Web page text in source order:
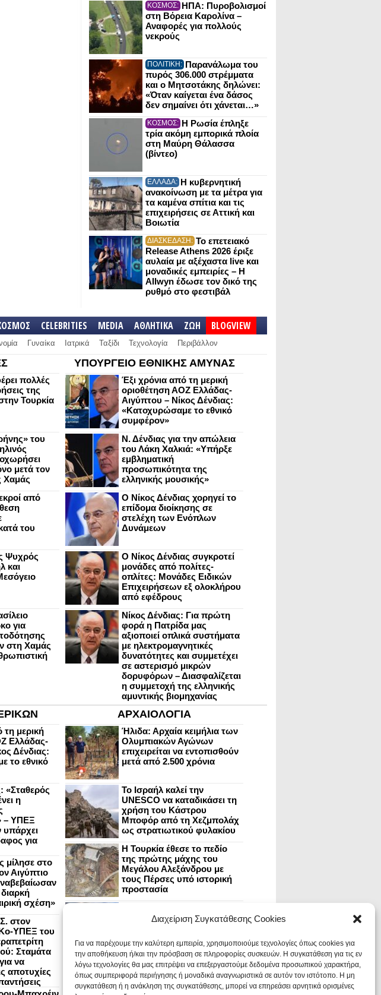
Διαχείριση Συγκατάθεσης Cookies
Για να παρέχουμε την καλύτερη εμπειρία, χρησιμοποιούμε τεχνολογίες όπως cookies για
την αποθήκευση ή/και την πρόσβαση σε πληροφορίες συσκευών. Η συγκατάθεση για τις εν
λόγω τεχνολογίες θα μας επιτρέψει να επεξεργαστούμε δεδομένα προσωπικού χαρακτήρα,
όπως συμπεριφορά περιήγησης ή μοναδικά αναγνωριστικά σε αυτόν τον ιστότοπο. Η μη
συγκατάθεση ή η ανάκληση της συγκατάθεσης, μπορεί να επηρεάσει αρνητικά ορισμένες
ΚΟΣΜΟΣ: ΗΠΑ: Πυροβολισμοί
στη Βόρεια Καρολίνα –
Αναφορές για πολλούς
νεκρούς
ΠΟΛΙΤΙΚΗ: Παρανάλωμα του
πυρός 306.000 στρέμματα
και ο Μητσοτάκης δηλώνει:
«Όταν καίγεται ένα δάσος
δεν σημαίνει ότι χάνεται…»
ΚΟΣΜΟΣ: Η Ρωσία έπληξε
τρία ακόμη εμπορικά πλοία
στη Μαύρη Θάλασσα
(βίντεο)
ΕΛΛΑΔΑ: Η κυβερνητική
ανακοίνωση με τα μέτρα για
τα καμένα σπίτια και τις
επιχειρήσεις σε Αττική και
Βοιωτία
ΔΙΑΣΚΕΔΑΣΗ: Το επετειακό
Release Athens 2026 έριξε
αυλαία με αξέχαστα live και
μοναδικές εμπειρίες – Η
Allwyn έδωσε τον δικό της
ρυθμό στο φεστιβάλ
CELEBRITIES MEDIA ΑΘΛΗΤΙΚΑ ΖΩΗ BLOGVIEW
Γυναίκα Ιατρικά Ταξίδι Τεχνολογία Περιβάλλον
πολλές
της
Τουρκία
του
μετά τον
Χαμάς
από
του
Ψυχρός
και
για
στη Χαμάς
ΥΠΟΥΡΓΕΙΟ ΕΘΝΙΚΗΣ ΑΜΥΝΑΣ
Έξι χρόνια από τη μερική
οριοθέτηση ΑΟΖ Ελλάδας-
Αιγύπτου – Νίκος Δένδιας:
«Κατοχυρώσαμε το εθνικό
συμφέρον»
Ν. Δένδιας για την απώλεια
του Λάκη Χαλκιά: «Υπήρξε
εμβληματική
προσωπικότητα της
ελληνικής μουσικής»
Ο Νίκος Δένδιας χορηγεί το
επίδομα διοίκησης σε
στελέχη των Ενόπλων
Δυνάμεων
Ο Νίκος Δένδιας συγκροτεί
μονάδες από πολίτες-
οπλίτες: Μονάδες Ειδικών
Επιχειρήσεων εξ ολοκλήρου
από εφέδρους
Νίκος Δένδιας: Για πρώτη
φορά η Πατρίδα μας
αξιοποιεί οπλικά συστήματα
με ηλεκτρομαγνητικές
δυνατότητες και συμμετέχει
σε αστερισμό μικρών
δορυφόρων – Διασφαλίζεται
η συμμετοχή της ελληνικής
αμυντικής βιομηχανίας
τη μερική
Ελλάδας-
Δένδιας:
το εθνικό
η
– ΥΠΕΞ
υπάρχει
για
μίλησε στο
Αιγύπτιο
σχέση»
στον
ΥΠΕΞ του
Σταμάτα
να
αποτυχίες
ΑΡΧΑΙΟΛΟΓΙΑ
Ήλιδα: Αρχαία κειμήλια των
Ολυμπιακών Αγώνων
επιχειρείται να εντοπισθούν
μετά από 2.500 χρόνια
Το Ισραήλ καλεί την
UNESCO να καταδικάσει τη
χρήση του Κάστρου
Μποφόρ από τη Χεζμπολάχ
ως στρατιωτικού φυλακίου
Η Τουρκία έθεσε το πεδίο
της πρώτης μάχης του
Μεγάλου Αλεξάνδρου με
τους Πέρσες υπό ιστορική
προστασία
ανακτόρου στην
στο Παλάτι των Δεσποτών
Οι Νεάντερταλ έκαναν
οδοντιατρικές επεμβάσεις σε
χαλασμένα δόντια, σύμφωνα